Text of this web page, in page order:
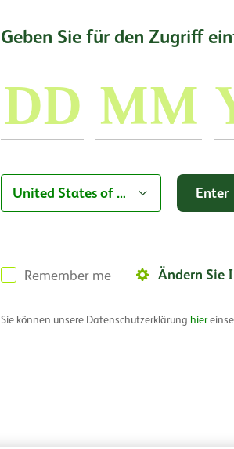
Geben Sie für den Zugriff
Day Month
Country United States of America
Remember me Ändern Sie
Sie können unsere Datenschutzerklärung hier